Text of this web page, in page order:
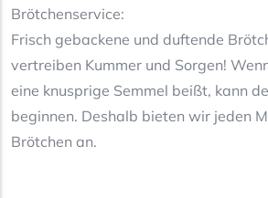
Brötchenservice:
Frisch gebackene und duftende
vertreiben Kummer und Sorgen!
eine knusprige Semmel beißt, kann
beginnen. Deshalb bieten wir jeden
Brötchen an.